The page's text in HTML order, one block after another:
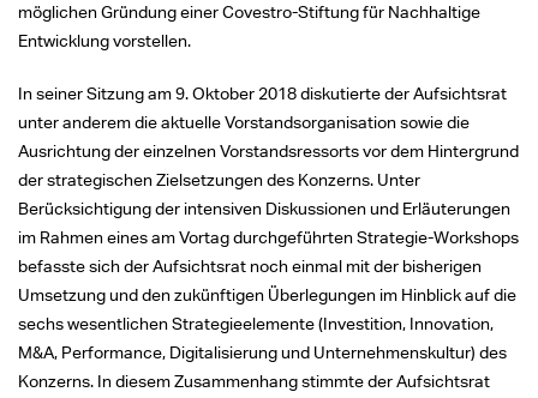
möglichen Gründung einer Covestro-Stiftung für Nachhaltige
Entwicklung vorstellen.
In seiner Sitzung am 9. Oktober 2018 diskutierte der Aufsichtsrat
unter anderem die aktuelle Vorstandsorganisation sowie die
Ausrichtung der einzelnen Vorstandsressorts vor dem Hintergrund
der strategischen Zielsetzungen des Konzerns. Unter
Berücksichtigung der intensiven Diskussionen und Erläuterungen
im Rahmen eines am Vortag durchgeführten Strategie-Workshops
befasste sich der Aufsichtsrat noch einmal mit der bisherigen
Umsetzung und den zukünftigen Überlegungen im Hinblick auf die
sechs wesentlichen Strategieelemente (Investition, Innovation,
M&A, Performance, Digitalisierung und Unternehmenskultur) des
Konzerns. In diesem Zusammenhang stimmte der Aufsichtsrat